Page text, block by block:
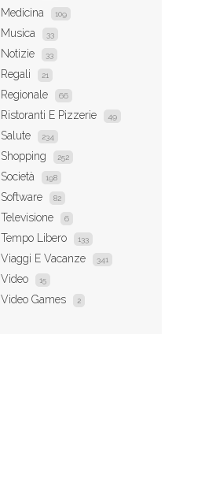
Medicina 109
Musica 33
Notizie 33
Regali 21
Regionale 66
Ristoranti E Pizzerie 49
Salute 234
Shopping 252
Società 198
Software 82
Televisione 6
Tempo Libero 133
Viaggi E Vacanze 341
Video 15
Video Games 2